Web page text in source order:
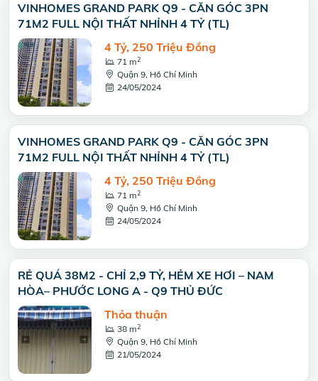
VINHOMES GRAND PARK Q9 - CĂN GÓC 3PN
71M2 FULL NỘI THẤT NHỈNH 4 TỶ (TL)
4 Tỷ, 250 Triệu Đồng
71 m2
Quận 9, Hồ Chí Minh
24/05/2024
VINHOMES GRAND PARK Q9 - CĂN GÓC 3PN
71M2 FULL NỘI THẤT NHỈNH 4 TỶ (TL)
4 Tỷ, 250 Triệu Đồng
71 m2
Quận 9, Hồ Chí Minh
24/05/2024
RẺ QUÁ 38M2 - CHỈ 2,9 TỶ, HẺM XE HƠI – NAM
HÒA– PHƯỚC LONG A - Q9 THỦ ĐỨC
Thỏa thuận
38 m2
Quận 9, Hồ Chí Minh
21/05/2024